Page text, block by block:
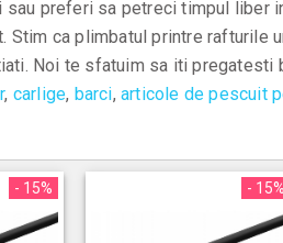
preferi sa petreci timpul liber
ca plimbatul printre rafturile
Noi te sfatuim sa iti pregatesti
, carlige, barci, articole de pescuit
- 15% - 15%